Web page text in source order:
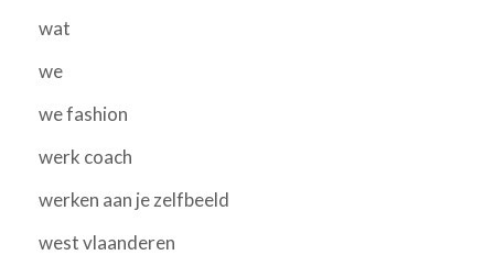
wat
we
we fashion
werk coach
werken aan je zelfbeeld
west vlaanderen